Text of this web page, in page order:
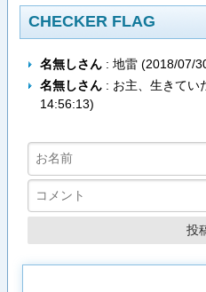
CHECKER FLAG
名無しさん: 地雷 (2018/07/
名無しさん: お主、生きてい
14:56:13)